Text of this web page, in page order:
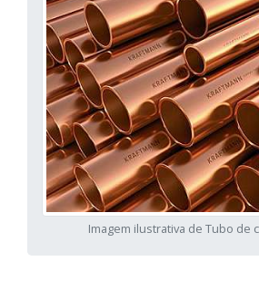
Imagem ilustrativa de Tubo de